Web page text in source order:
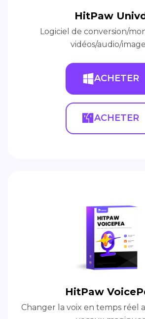
HitPaw
Logiciel de conversion/
vidéos/audio/
ACHETER
ACHETER
HitPaw
Changer la voix en temps réel